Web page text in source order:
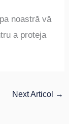
noastră vă
a proteja
Next Articol →